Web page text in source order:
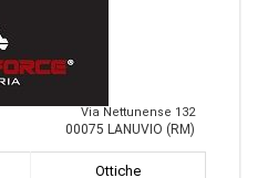
Via Nettunense 132
00075 LANUVIO (RM)
Ottiche